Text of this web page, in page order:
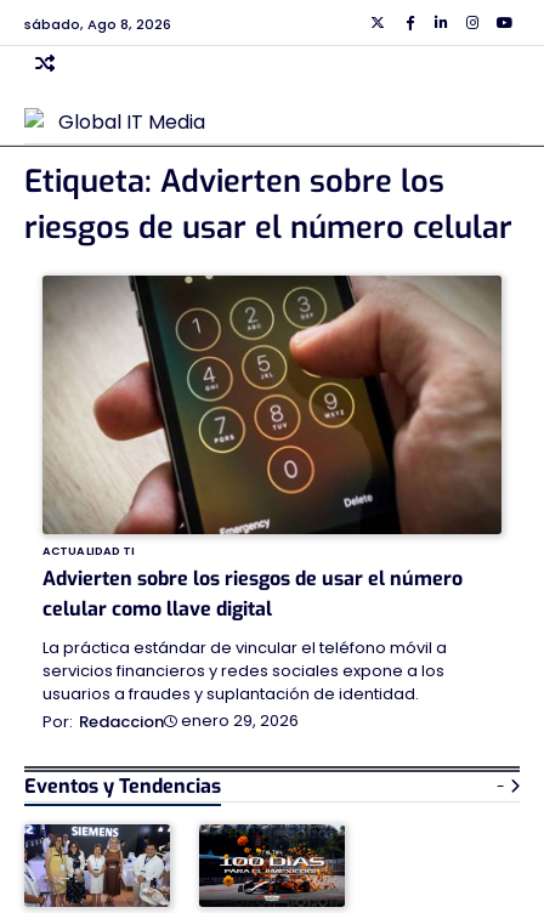
Skip
to
content
sábado, Ago 8, 2026 TwiiterFacebook
Linkedin
Etiqueta: Advierten sobre los
riesgos de usar el número celular
ACTUALIDAD TI
Advierten sobre los riesgos de usar el número
celular como llave digital
La práctica estándar de vincular el teléfono móvil a
servicios financieros y redes sociales expone a los
usuarios a fraudes y suplantación de identidad.
Redaccion
enero 29, 2026
Eventos y Tendencias -